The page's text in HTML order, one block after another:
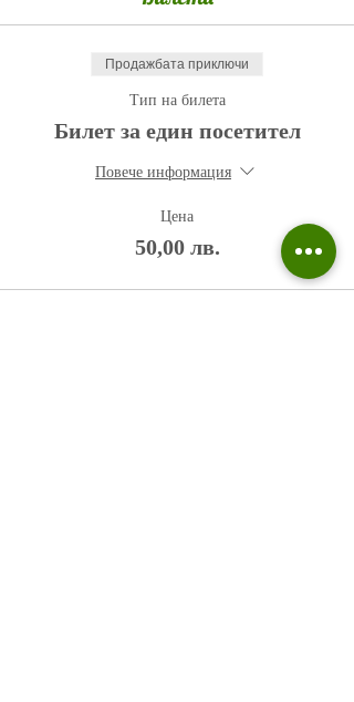
Продажбата приключи
Тип на билета
Билет за един посетител
Повече информация
Цена
50,00 лв.